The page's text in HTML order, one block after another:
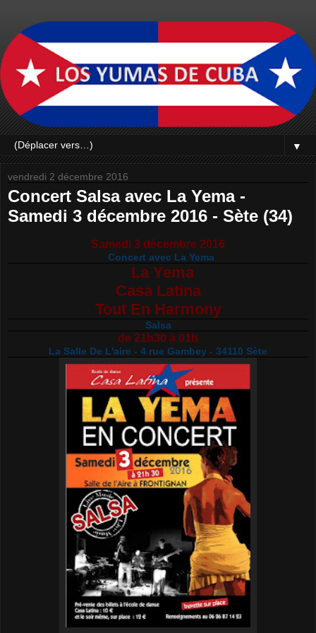
▼
vendredi 2 décembre 2016
Concert Salsa avec La Yema -
Samedi 3 décembre 2016 - Sète (34)
Samedi 3 décembre 2016
Concert avec La Yema
La Yema
Casa Latina
Tout En Harmony
Salsa
de 21h30 à 01h
La Salle De L'aire - 4 rue Gambey - 34110 Sète